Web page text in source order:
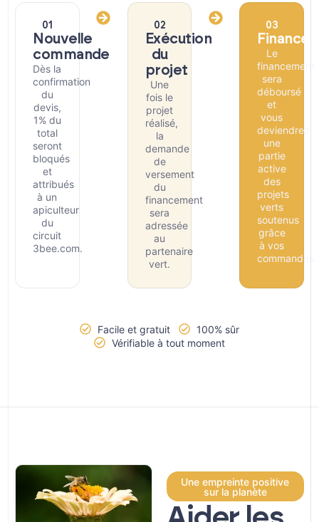
01
Nouvelle
commande
Dès la
confirmation
du
devis,
1% du
total
seront
bloqués
et
attribués
à un
apiculteur
du
circuit
3bee.com.
02
Exécution
du
projet
Une
fois le
projet
réalisé,
la
demande
de
versement
du
financement
sera
adressée
au
partenaire
vert.
03
Le
financement
sera
déboursé
et
vous
deviendrez
une
partie
active
des
projets
verts
soutenus
grâce
à vos
commandes.
Facile et gratuit
100% sûr
Vérifiable à tout moment
Une empreinte positive
sur la planète